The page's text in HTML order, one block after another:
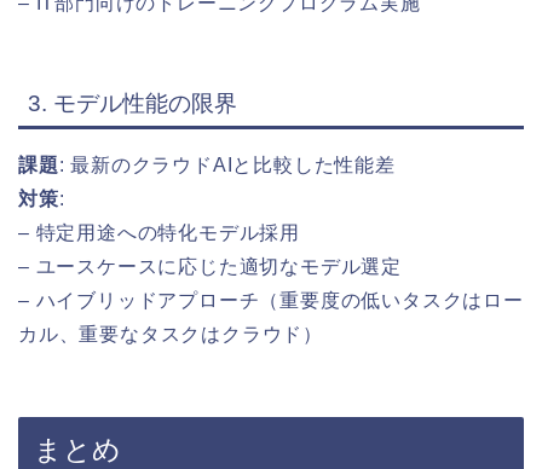
3. モデル性能の限界
課題: 最新のクラウドAIと比較した性能差
対策:
– 特定用途への特化モデル採用
– ユースケースに応じた適切なモデル選定
– ハイブリッドアプローチ（重要度の低いタスクはロー
カル、重要なタスクはクラウド）
まとめ